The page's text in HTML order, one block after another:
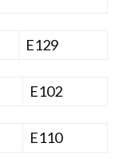
E129
E102
E110